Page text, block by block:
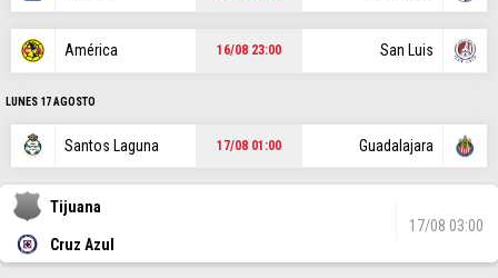
STAFF | CONTACTO |
ESCRIBE EN VAMOS CRUZ AZUL
Este portal es una sección especial del portal Bolavip.com con
información destinada a los fans del Club.
Esta sección no tiene relación alguna con el Club. Para visitar el
sitio oficialhaz click aquí
Términos y Condiciones
Ad Choices
América 16/08 23:00 San Luis
LUNES 17 AGOSTO
Santos Laguna 17/08 01:00 Guadalajara
Tijuana
Cruz Azul
17/08 03:00